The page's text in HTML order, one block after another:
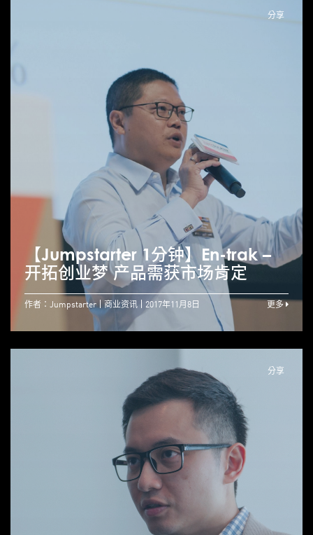
分享
【Jumpstarter 1分钟】En-trak –
开拓创业梦 产品需获市场肯定
作者：Jumpstarter 商业资讯 2017年11月8日 更多
分享